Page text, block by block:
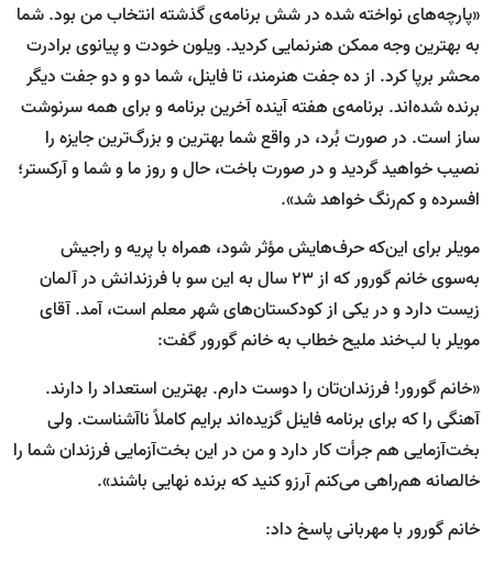
«پارچه‌‎های نواخته شده در شش برنامه‌ی گذشته انتخاب من بود. شما
به بهترین وجه ممکن هنرنمایی کردید. ویلون خودت و پیانوی برادرت
محشر برپا کرد. از ده جفت هنرمند، تا فاینل، شما دو و دو جفت دیگر
برنده شده‌اند. برنامه‌ی هفته آینده آخرین برنامه و برای همه سرنوشت
ساز است. در صورت بُرد، در واقع شما بهترین و بزرگ‌ترین جایزه را
نصیب خواهید گردید و در صورت باخت، حال و روز ما و شما و آرکستر؛
افسرده و کم‌رنگ خواهد شد».
مویلر برای این‌که حرف‌هایش مؤثر شود، همراه با پریه و راجیش
به‌سوی خانم گورور که از ۲۳ سال به این سو با فرزندانش در آلمان
زیست دارد و در یکی از کودکستان‌های شهر معلم است، آمد. آقای
مویلر با لب‌خند ملیح خطاب به خانم گورور گفت:
«خانم گورور! فرزندان‌تان را دوست دارم. بهترین استعداد را دارند.
آهنگی را که برای برنامه فاینل گزیده‌اند برایم کاملاً ناآشناست. ولی
بخت‌آزمایی هم جرأت کار دارد و من در این بخت‌آزمایی فرزندان شما را
خالصانه هم‌راهی می‌کنم آرزو کنید که برنده نهایی باشند».
خانم گورور با مهربانی پاسخ داد: